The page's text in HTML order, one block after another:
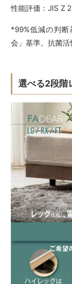
性能評価：JIS Z
*99%低減の判断
会」基準。抗菌活
選べる2段階